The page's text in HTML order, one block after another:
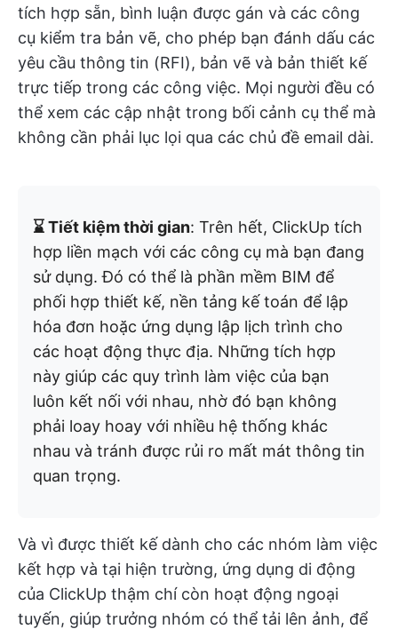
tích hợp sẵn, bình luận được gán và các công
cụ kiểm tra bản vẽ, cho phép bạn đánh dấu các
yêu cầu thông tin (RFI), bản vẽ và bản thiết kế
trực tiếp trong các công việc. Mọi người đều có
thể xem các cập nhật trong bối cảnh cụ thể mà
không cần phải lục lọi qua các chủ đề email dài.
⌛ Tiết kiệm thời gian: Trên hết, ClickUp tích
hợp liền mạch với các công cụ mà bạn đang
sử dụng. Đó có thể là phần mềm BIM để
phối hợp thiết kế, nền tảng kế toán để lập
hóa đơn hoặc ứng dụng lập lịch trình cho
các hoạt động thực địa. Những tích hợp
này giúp các quy trình làm việc của bạn
luôn kết nối với nhau, nhờ đó bạn không
phải loay hoay với nhiều hệ thống khác
nhau và tránh được rủi ro mất mát thông tin
quan trọng.
Và vì được thiết kế dành cho các nhóm làm việc
kết hợp và tại hiện trường, ứng dụng di động
của ClickUp thậm chí còn hoạt động ngoại
tuyến, giúp trưởng nhóm có thể tải lên ảnh, để